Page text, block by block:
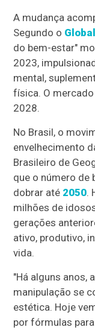
A mudança
Segundo o
do bem-estar"
2023,
mental,
física. O
2028.
No Brasil, o
envelhecimento
Brasileiro de
que o número de
dobrar até 2050.
milhões de
gerações
ativo, produtivo,
vida.
"Há alguns anos,
manipulação se
estética. Hoje
por fórmulas